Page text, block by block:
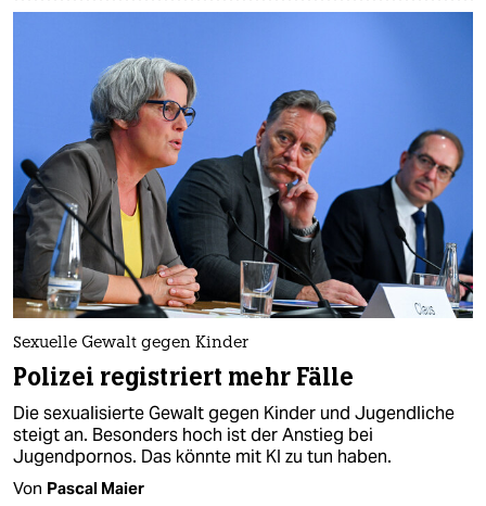
Sexuelle Gewalt gegen Kinder
Polizei registriert mehr Fälle
Die sexualisierte Gewalt gegen Kinder und Jugendliche
steigt an. Besonders hoch ist der Anstieg bei
Jugendpornos. Das könnte mit KI zu tun haben.
Von Pascal Maier